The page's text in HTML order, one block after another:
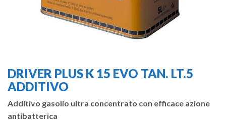
DRIVER PLUS K 15 EVO TAN. LT.5
ADDITIVO
Additivo gasolio ultra concentrato con efficace azione
antibatterica